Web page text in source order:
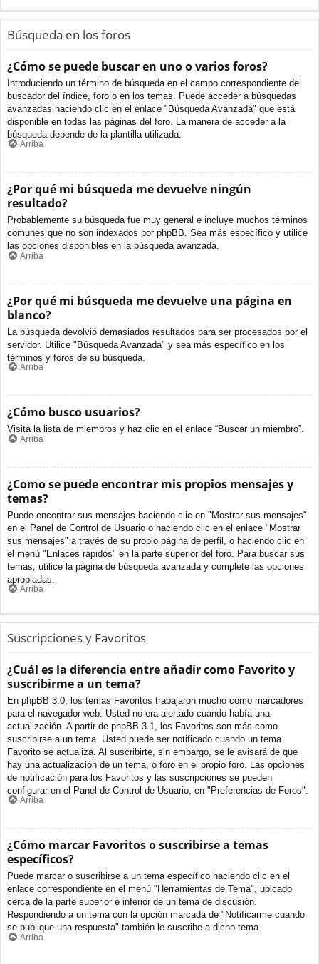
Búsqueda en los foros
¿Cómo se puede buscar en uno o varios foros?
Introduciendo un término de búsqueda en el campo correspondiente del
buscador del índice, foro o en los temas. Puede acceder a búsquedas
avanzadas haciendo clic en el enlace "Búsqueda Avanzada" que está
disponible en todas las páginas del foro. La manera de acceder a la
búsqueda depende de la plantilla utilizada.
Arriba
¿Por qué mi búsqueda me devuelve ningún
resultado?
Probablemente su búsqueda fue muy general e incluye muchos términos
comunes que no son indexados por phpBB. Sea más específico y utilice
las opciones disponibles en la búsqueda avanzada.
Arriba
¿Por qué mi búsqueda me devuelve una página en
blanco?
La búsqueda devolvió demasiados resultados para ser procesados por el
servidor. Utilice "Búsqueda Avanzada" y sea más específico en los
términos y foros de su búsqueda.
Arriba
¿Cómo busco usuarios?
Visita la lista de miembros y haz clic en el enlace “Buscar un miembro”.
Arriba
¿Como se puede encontrar mis propios mensajes y
temas?
Puede encontrar sus mensajes haciendo clic en "Mostrar sus mensajes"
en el Panel de Control de Usuario o haciendo clic en el enlace "Mostrar
sus mensajes" a través de su propio página de perfil, o haciendo clic en
el menú "Enlaces rápidos" en la parte superior del foro. Para buscar sus
temas, utilice la página de búsqueda avanzada y complete las opciones
apropiadas.
Arriba
Suscripciones y Favoritos
¿Cuál es la diferencia entre añadir como Favorito y
suscribirme a un tema?
En phpBB 3.0, los temas Favoritos trabajaron mucho como marcadores
para el navegador web. Usted no era alertado cuando había una
actualización. A partir de phpBB 3.1, los Favoritos son más como
suscribirse a un tema. Usted puede ser notificado cuando un tema
Favorito se actualiza. Al suscribirte, sin embargo, se le avisará de que
hay una actualización de un tema, o foro en el propio foro. Las opciones
de notificación para los Favoritos y las suscripciones se pueden
configurar en el Panel de Control de Usuario, en "Preferencias de Foros".
Arriba
¿Cómo marcar Favoritos o suscribirse a temas
específicos?
Puede marcar o suscribirse a un tema específico haciendo clic en el
enlace correspondiente en el menú "Herramientas de Tema", ubicado
cerca de la parte superior e inferior de un tema de discusión.
Respondiendo a un tema con la opción marcada de "Notificarme cuando
se publique una respuesta" también le suscribe a dicho tema.
Arriba